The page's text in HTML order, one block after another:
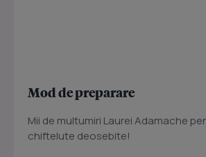
Mod de preparare
Mii de multumiri Laurei Adamache
chiftelute deosebite!